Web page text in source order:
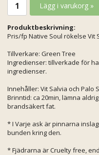
Lägg i varukorg »
Produktbeskrivning:
Pris/fp Native Soul rökelse Vit
Tillverkare: Green Tree
Ingredienser: tillverkade för
ingredienser.
Innehåller: Vit Salvia och Palo
Brinntid: ca 20min, lämna
brandsäkert fat.
* I Varje ask är pinnarna
bunden kring den.
* Fjädrarna är Cruelty free,